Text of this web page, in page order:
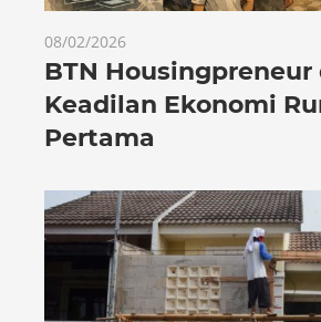
08/02/2026
BTN Housingpreneur
Keadilan Ekonomi
Pertama